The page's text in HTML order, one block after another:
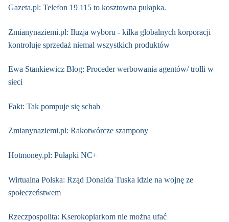
Gazeta.pl: Telefon 19 115 to kosztowna pułapka.
Zmianynaziemi.pl: Iluzja wyboru - kilka globalnych korporacji
kontroluje sprzedaż niemal wszystkich produktów
Ewa Stankiewicz Blog: Proceder werbowania agentów/ trolli w
sieci
Fakt: Tak pompuje się schab
Zmianynaziemi.pl: Rakotwórcze szampony
Hotmoney.pl: Pułapki NC+
Wirtualna Polska: Rząd Donalda Tuska idzie na wojnę ze
społeczeństwem
Rzeczpospolita: Kserokopiarkom nie można ufać